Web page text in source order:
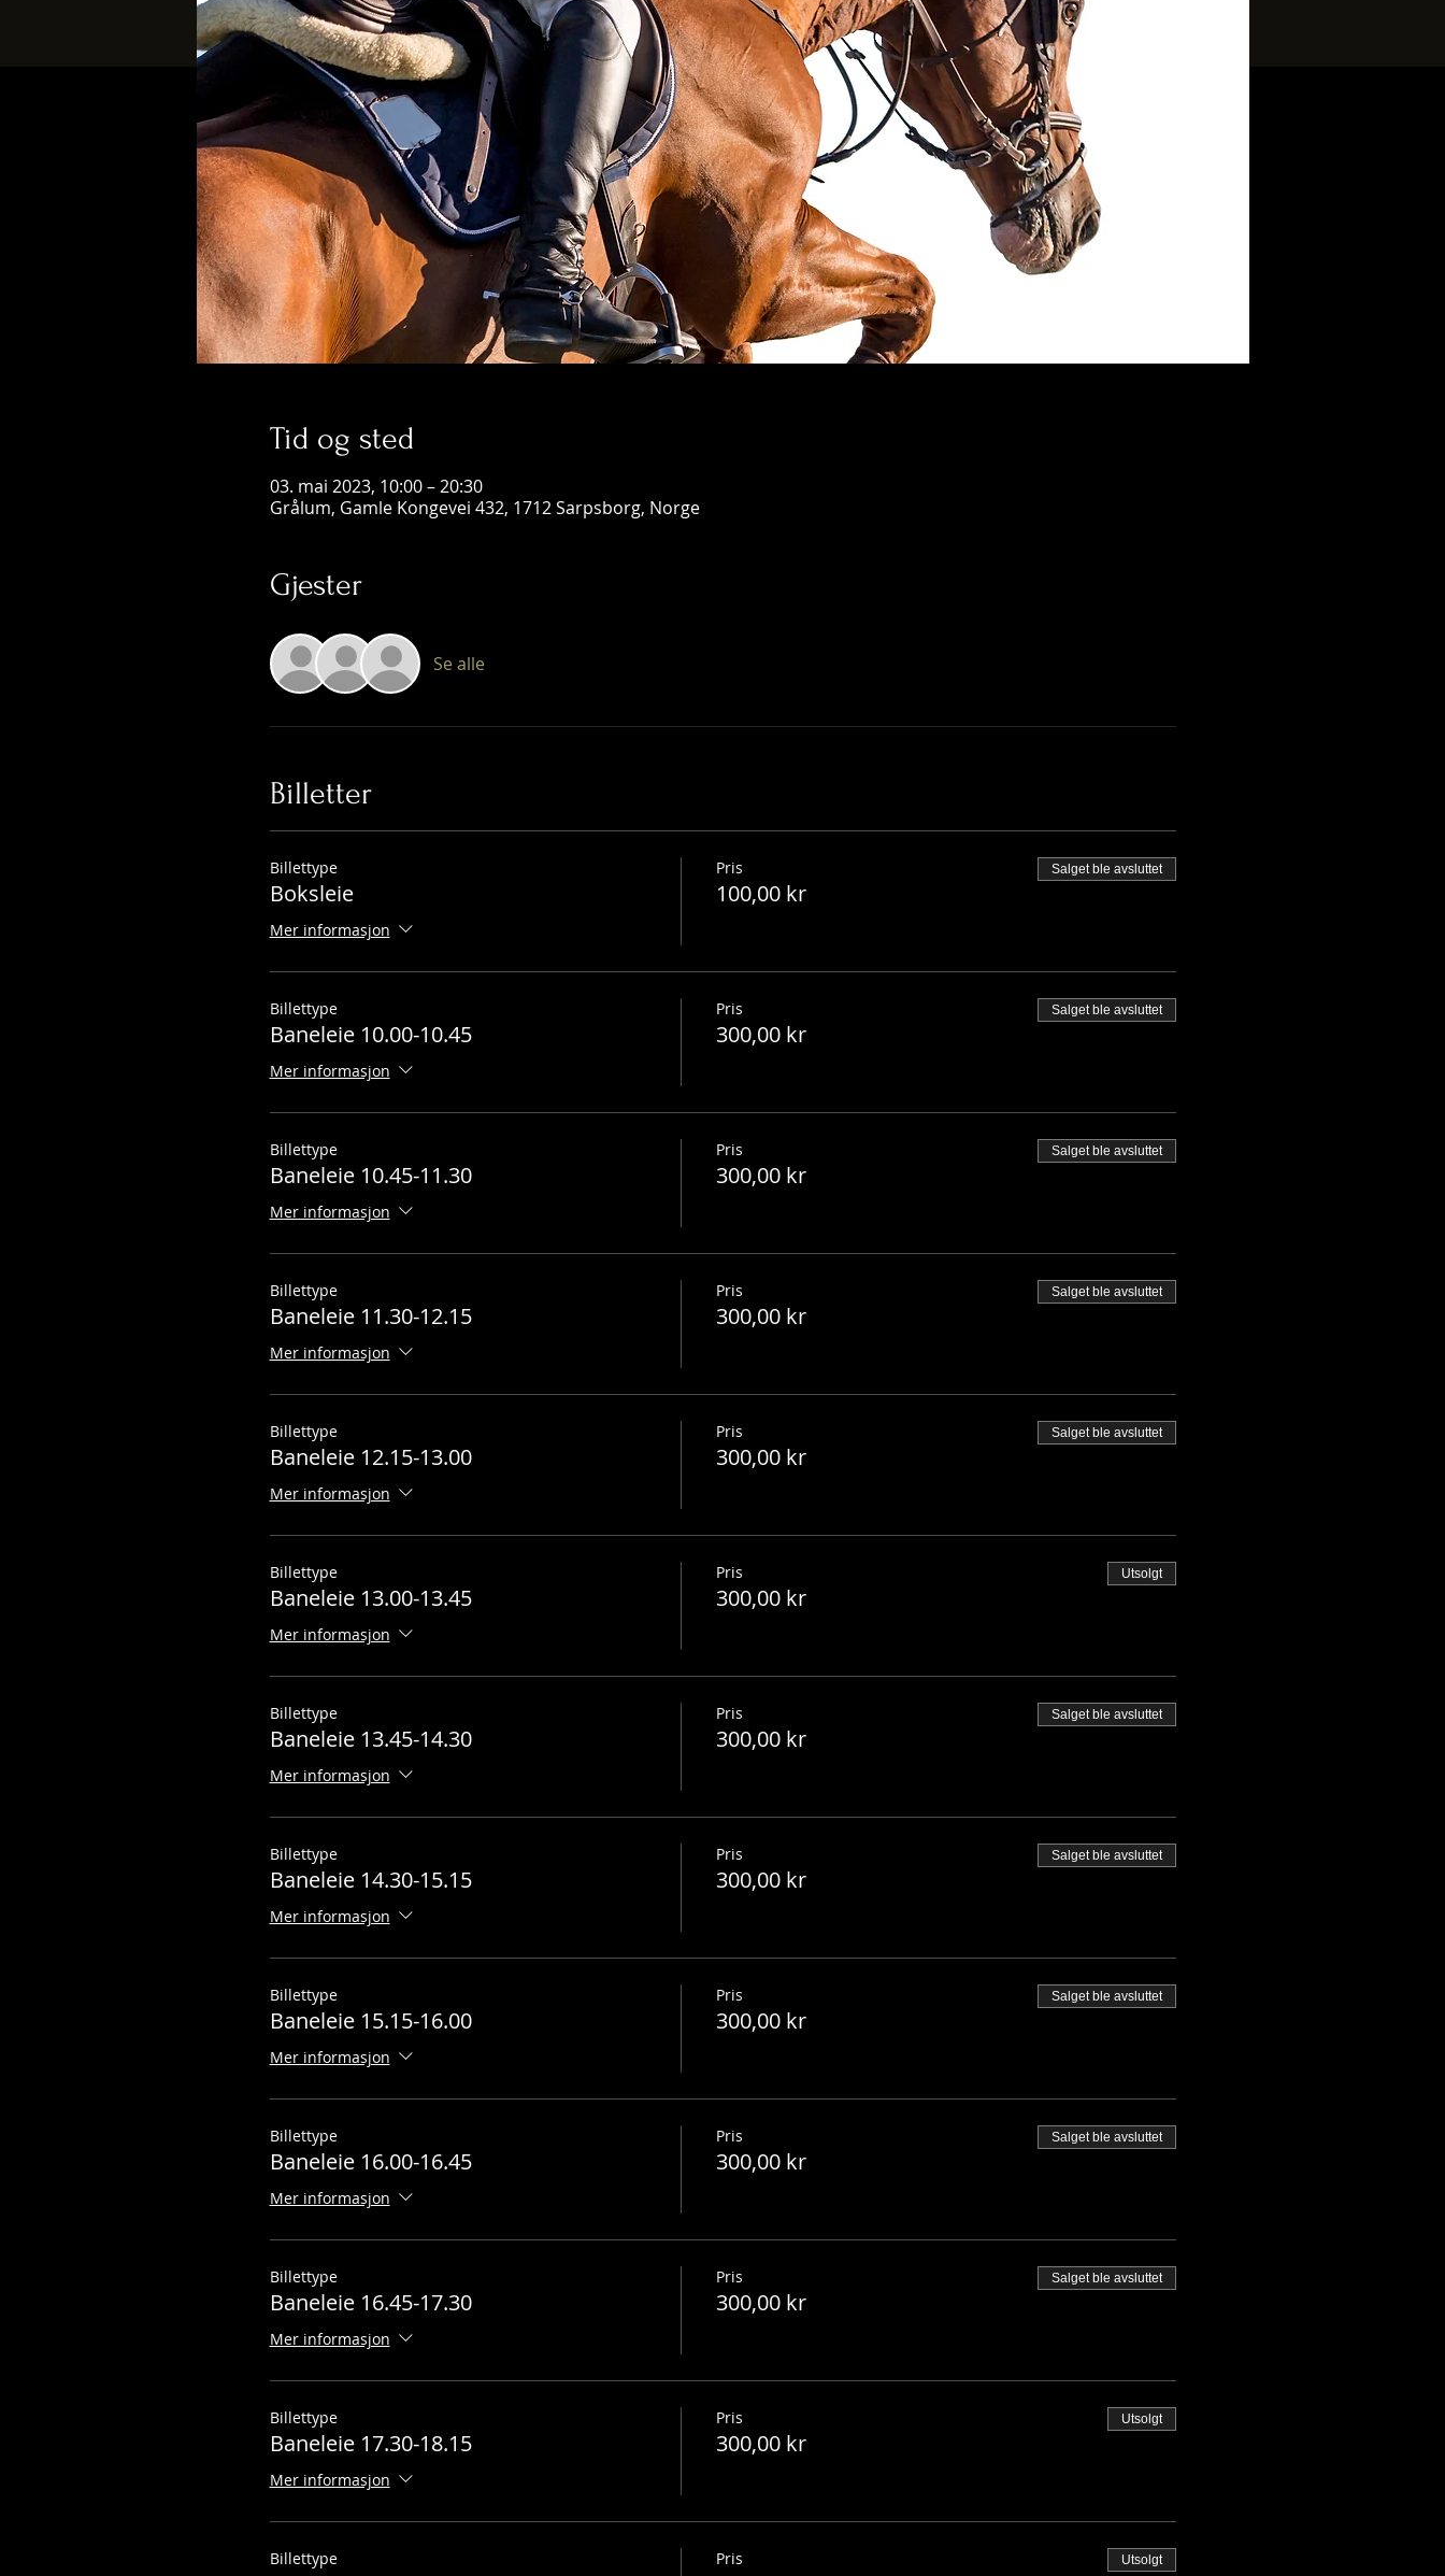
Tid og sted
03. mai 2023, 10:00 – 20:30
Grålum, Gamle Kongevei 432, 1712 Sarpsborg, Norge
Gjester
Se alle
Billetter
Billettype
Boksleie
Mer informasjon
Pris
100,00 kr
Salget ble avsluttet
Billettype
Baneleie 10.00-10.45
Mer informasjon
Pris
300,00 kr
Salget ble avsluttet
Billettype
Baneleie 10.45-11.30
Mer informasjon
Pris
300,00 kr
Salget ble avsluttet
Billettype
Baneleie 11.30-12.15
Mer informasjon
Pris
300,00 kr
Salget ble avsluttet
Billettype
Baneleie 12.15-13.00
Mer informasjon
Pris
300,00 kr
Salget ble avsluttet
Billettype
Baneleie 13.00-13.45
Mer informasjon
Pris
300,00 kr
Utsolgt
Billettype
Baneleie 13.45-14.30
Mer informasjon
Pris
300,00 kr
Salget ble avsluttet
Billettype
Baneleie 14.30-15.15
Mer informasjon
Pris
300,00 kr
Salget ble avsluttet
Billettype
Baneleie 15.15-16.00
Mer informasjon
Pris
300,00 kr
Salget ble avsluttet
Billettype
Baneleie 16.00-16.45
Mer informasjon
Pris
300,00 kr
Salget ble avsluttet
Billettype
Baneleie 16.45-17.30
Mer informasjon
Pris
300,00 kr
Salget ble avsluttet
Billettype
Baneleie 17.30-18.15
Mer informasjon
Pris
300,00 kr
Utsolgt
Billettype Pris Utsolgt